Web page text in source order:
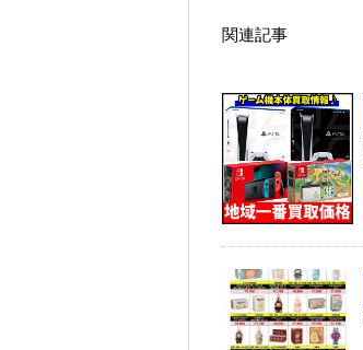
関連記事